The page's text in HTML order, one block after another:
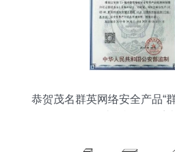
恭贺茂名群英网络安全产品“